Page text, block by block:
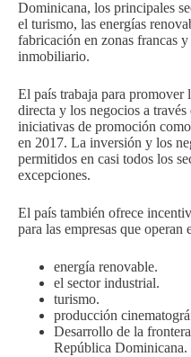
Dominicana, los principales
el turismo, las energías
fabricación en zonas francas
inmobiliario.
El país trabaja para promover
directa y los negocios a
iniciativas de promoción
en 2017. La inversión y los
permitidos en casi todos los
excepciones.
El país también ofrece
para las empresas que operan
energía renovable.
el sector industrial.
turismo.
producción
Desarrollo de la
República Dominicana.